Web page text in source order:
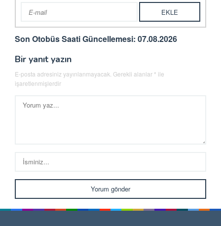
Son Otobüs Saati Güncellemesi: 07.08.2026
Bir yanıt yazın
E-posta adresiniz yayınlanmayacak. Gerekli alanlar * ile
işaretlenmişlerdir